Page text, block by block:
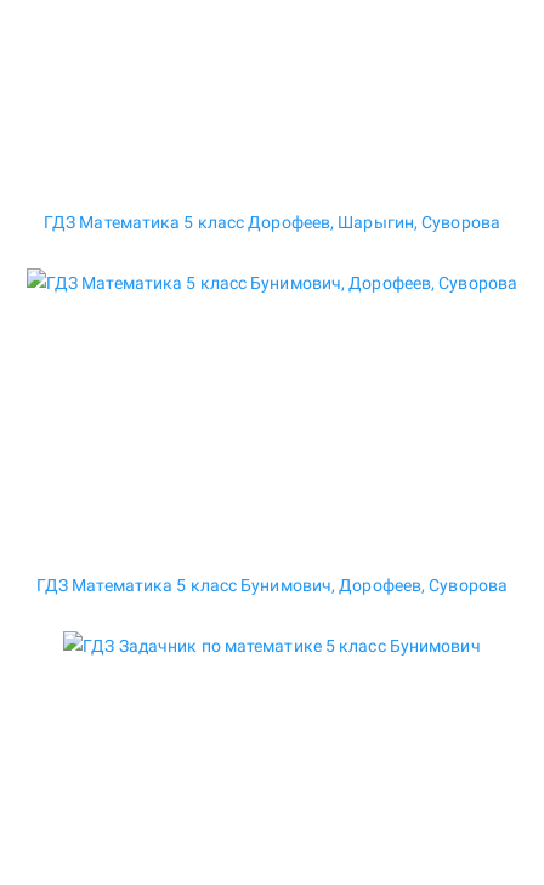
ГДЗ Математика 5 класс Дорофеев, Шарыгин, Суворова
ГДЗ Математика 5 класс Бунимович, Дорофеев, Суворова